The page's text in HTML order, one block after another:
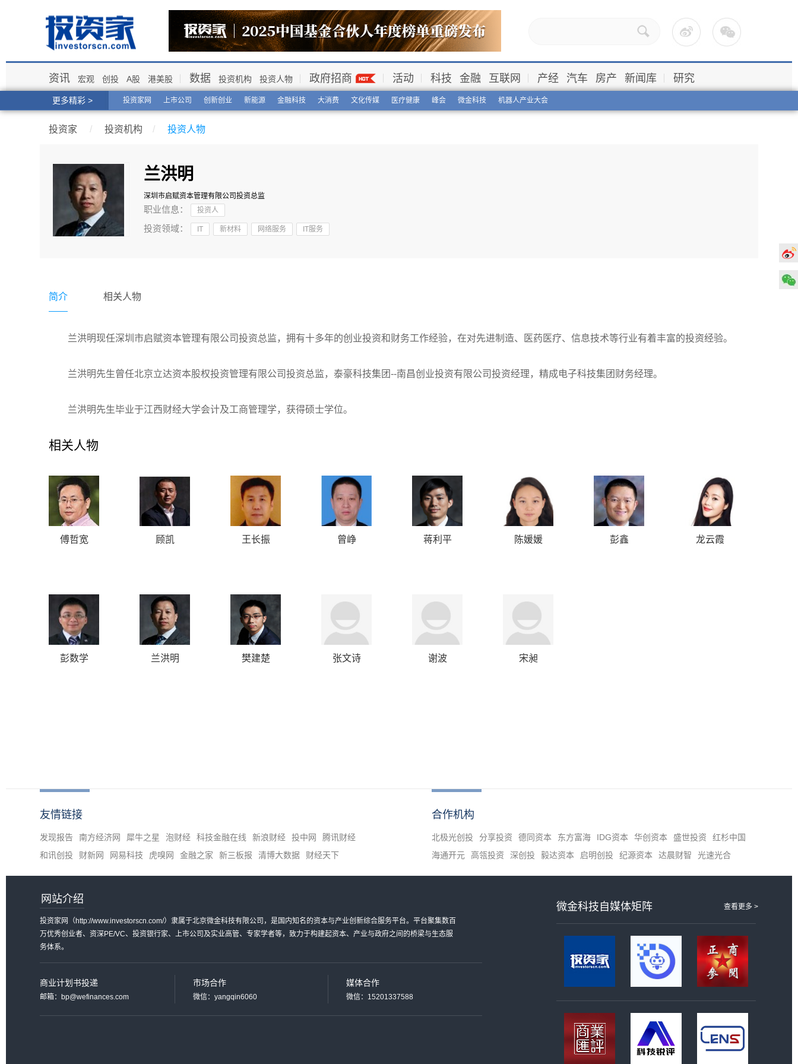
更多精彩 > 投资家网 上市公司 创新创业 新能源 金融科技 大消费 文化传媒 医疗健康 峰会 微金科技 机器人产业大会
资讯 宏观 创投 A股 港美股 数据 投资机构 投资人物 政府招商 活动 科技 金融 互联网 产经 汽车 房产 新闻库 研究
投资家 / 投资机构 / 投资人物
兰洪明
深圳市启赋资本管理有限公司 投资总监
职业信息： 投资人
投资领域： IT 新材料 网络服务 IT服务
简介 相关人物
兰洪明现任深圳市启赋资本管理有限公司投资总监，拥有十多年的创业投资和财务工作经验，在对先进制造、医药医疗、信息技术等行业有着丰富的投资经验。
兰洪明先生曾任北京立达资本股权投资管理有限公司投资总监，泰豪科技集团--南昌创业投资有限公司投资经理，精成电子科技集团财务经理。
兰洪明先生毕业于江西财经大学会计及工商管理学，获得硕士学位。
相关人物
傅哲宽 顾凯 王长振 曾峥 蒋利平 陈媛媛 彭鑫 龙云霞
彭数学 兰洪明 樊建楚 张文诗 谢波 宋昶
友情链接
发现报告 南方经济网 犀牛之星 泡财经 科技金融在线 新浪财经 投中网
腾讯财经
和讯创投
财新网 网易科技 虎嗅网 金融之家 新三板报 清博大数据 财经天下
合作机构
北极光创投 分享投资 德同资本 东方富海 IDG资本 华创资本 盛世投资
红杉中国
海通开元
高瓴投资 深创投 毅达资本 启明创投 纪源资本 达晨财智 光速光合
网站介绍
投资家网（http://www.investorscn.com/）隶属于北京微金科技有限公司，是国内知名的资本与产业创新综合服务平台。平台聚集数百
万优秀创业者、资深PE/VC、投资银行家、上市公司及实业高管、专家学者等，致力于构建起资本、产业与政府之间的桥梁与生态服
务体系。
商业计划书投递
邮箱：bp@wefinances.com
市场合作
微信：yangqin6060
媒体合作
微信：15201337588
查看更多 >
微金科技自媒体矩阵